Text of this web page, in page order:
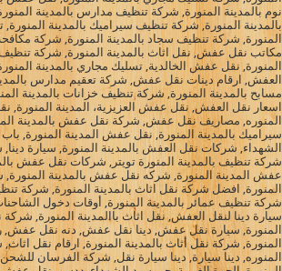
نوم بالمدينة المنورة, شركة تنظيف مدارس بالمدينة
بالمدينة المنورة, شركة تنظيف سيراميك بالمدينة المنورة,
المنورة, شركة تنظيف سجاد بالمدينة المنورة, شركة مكافحة
مكاتب نقل عفش, نقل اثاث بالمدينة المنورة, شركة تنظيف
المنورة, نقل عفش الخالدية, تسليك مجاري بالمدينة
العفش, ارقام دينات نقل عفش, شركة تعقيم مدارس
مسابح بالمدينة المنورة, شركة تنظيف خزانات بالمدينة
اسعار نقل العفش, نقل عفش العزيزية، المدينة المنورة,
المنوره, مصاريف نقل عفش, شركة نقل عفش بالمدينة
سيراميك بالمدينة المنورة, نقل عفش المدينة المنورة,
الشهداء, شركات نقل العفش بالمدينة المنورة, سيارة
شركة تنظيف بالمدينة المنورة تويتر, شركات نقل عفش
عفش المدينة المنورة, شركه نقل عفش بالمدينة المنورة,
المنورة, افضل شركة نقل اثاث بالمدينة المنورة, شركة
شركة تنظيف عمائر بالمدينة المنورة, أوقات دخول
سيارة دينا لنقل العفش, نقل اثاث باالمدينة المنورة,
المنورة, سيارة نقل عفش, دينا نقل عفش, دنه نقل عفش,
المنورة, شركة نقل أثاث بالمدينة المنورة, ارقام نقل
المنوره, دينا سيارة, دينا سيارة نقل, شركة الفرسان